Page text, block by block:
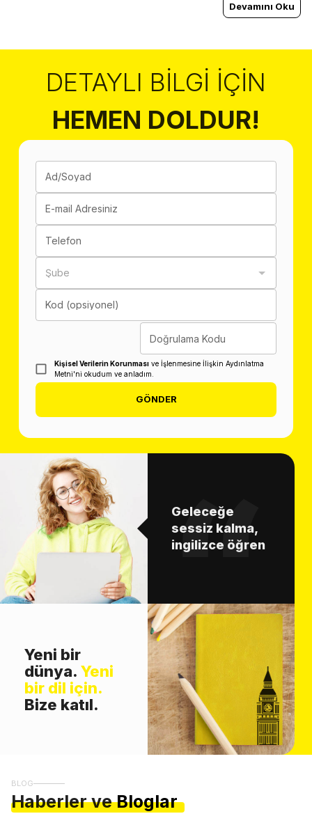
Devamını Oku
DETAYLI BILGI İÇIN
HEMEN DOLDUR!
Ad/Soyad
E-mail Adresiniz
Telefon
Şube
Kod (opsiyonel)
Doğrulama Kodu
Kişisel Verilerin Korunması ve İşlenmesine İlişkin Aydınlatma
Metni'ni okudum ve anladım.
GÖNDER
Geleceğe
sessiz kalma,
ingilizce öğren
Yeni bir
dünya. Yeni
bir dil için.
Bize katıl.
BLOG
Haberler ve Bloglar